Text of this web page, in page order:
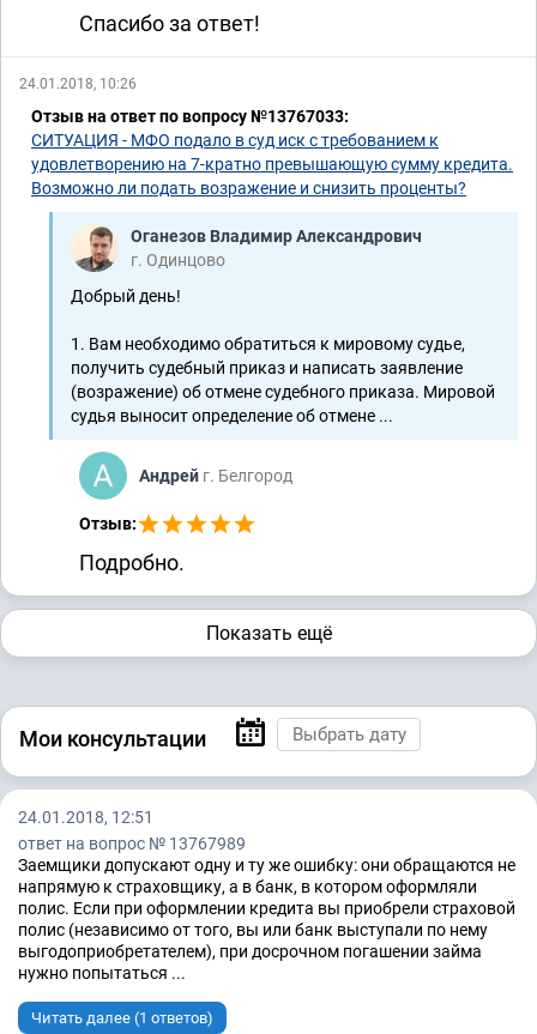
Спасибо за ответ!
24.01.2018, 10:26
Отзыв на ответ по вопросу №13767033:
СИТУАЦИЯ - МФО подало в суд иск с требованием к
удовлетворению на 7-кратно превышающую сумму кредита.
Возможно ли подать возражение и снизить проценты?
Оганезов Владимир Александрович
г. Одинцово
Добрый день!
1. Вам необходимо обратиться к мировому судье,
получить судебный приказ и написать заявление
(возражение) об отмене судебного приказа. Мировой
судья выносит определение об отмене ...
Андрей г. Белгород
Отзыв:
Подробно.
Показать ещё
Мои консультации
24.01.2018, 12:51
ответ на вопрос № 13767989
Заемщики допускают одну и ту же ошибку: они обращаются не
напрямую к страховщику, а в банк, в котором оформляли
полис. Если при оформлении кредита вы приобрели страховой
полис (независимо от того, вы или банк выступали по нему
выгодоприобретателем), при досрочном погашении займа
нужно попытаться ...
Читать далее (1 ответов)